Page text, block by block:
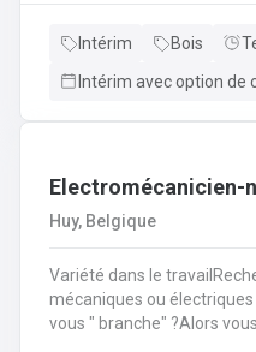
des véhicules (vidanges,
interventions mécaniques
Intérim Bois
Intérim avec option de
Electromécanicien-
Huy, Belgique
Variété dans le
mécaniques ou électriques aprè
vous " branche" ?Alors